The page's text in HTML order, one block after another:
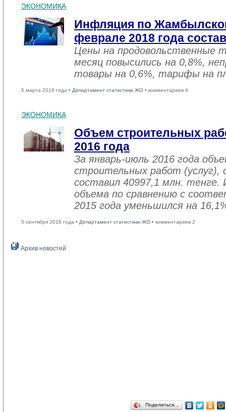
ЭКОНОМИКА
Инфляция по
феврале 2018 года
Цены на продовольственные
месяц повысились на 0,8%,
товары на 0,6%, тарифы на
5 марта 2018 года • Департамент статистики ЖО • комментариев 4
ЭКОНОМИКА
Объем строительных
2016 года
За январь-июль 2016 года
строительных работ (услуг),
составил 40997,1 млн. тенге.
объема по сравнению с
2015 года уменьшился на
5 сентября 2016 года • Департамент статистики ЖО • комментариев 2
Архив новостей
Поделиться…